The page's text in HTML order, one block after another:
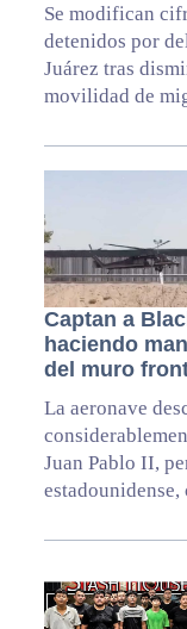
Se modifican
detenidos por
Juárez tras
movilidad de
Captan a
haciendo
del muro
La aeronave
Juan Pablo II,
estadounidense,